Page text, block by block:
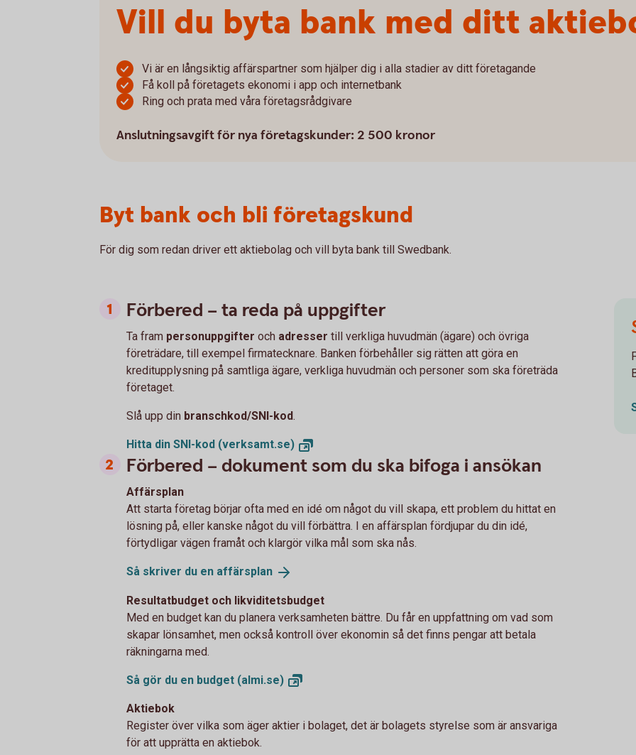
Vill du byta bank med ditt
Vi är en långsiktig affärspartner som hjälper dig i alla stadier av ditt företagande
Få koll på företagets ekonomi i app och internetbank
Ring och prata med våra företagsrådgivare
Anslutningsavgift för nya företagskunder: 2 500 kronor
Byt bank och bli företagskund
För dig som redan driver ett aktiebolag och vill byta bank till Swedbank.
Förbered – ta reda på uppgifter
Ta fram personuppgifter och adresser till verkliga huvudmän (ägare) och övriga
företrädare, till exempel firmatecknare. Banken förbehåller sig rätten att göra en
kreditupplysning på samtliga ägare, verkliga huvudmän och personer som ska företräda
företaget.
Slå upp din branschkod/SNI-kod.
Hitta din SNI-kod (verksamt.se)
Förbered – dokument som du ska bifoga i ansökan
Affärsplan
Att starta företag börjar ofta med en idé om något du vill skapa, ett problem du hittat en
lösning på, eller kanske något du vill förbättra. I en affärsplan fördjupar du din idé,
förtydligar vägen framåt och klargör vilka mål som ska nås.
Så skriver du en affärsplan
Resultatbudget och likviditetsbudget
Med en budget kan du planera verksamheten bättre. Du får en uppfattning om vad som
skapar lönsamhet, men också kontroll över ekonomin så det finns pengar att betala
räkningarna med.
Så gör du en budget (almi.se)
Aktiebok
Register över vilka som äger aktier i bolaget, det är bolagets styrelse som är ansvariga
för att upprätta en aktiebok.